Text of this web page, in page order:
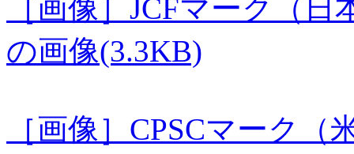
［画像］JCFマーク（
の画像(3.3KB)
［画像］CPSCマーク